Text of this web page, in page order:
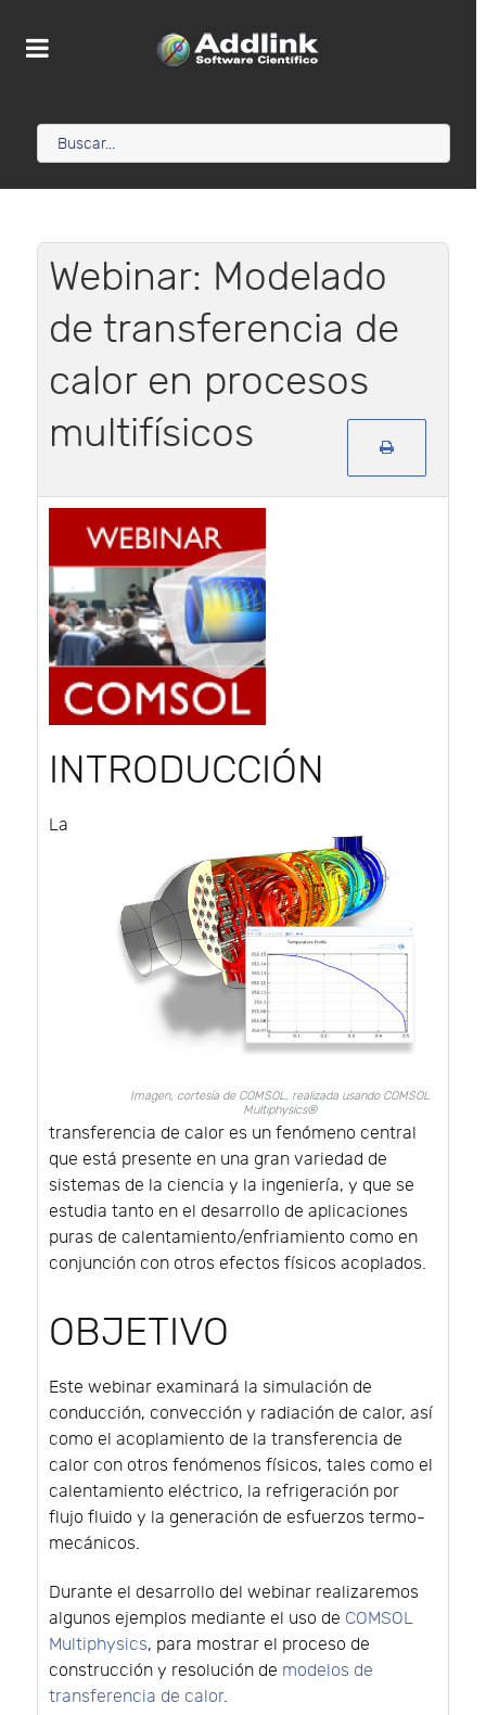
Webinar: Modelado
de transferencia de
calor en procesos
multifísicos
INTRODUCCIÓN
Imagen, cortesía de COMSOL, realizada usando COMSOL
Multiphysics®
La
transferencia de calor es un fenómeno central
que está presente en una gran variedad de
sistemas de la ciencia y la ingeniería, y que se
estudia tanto en el desarrollo de aplicaciones
puras de calentamiento/enfriamiento como en
conjunción con otros efectos físicos acoplados.
OBJETIVO
Este webinar examinará la simulación de
conducción, convección y radiación de calor, así
como el acoplamiento de la transferencia de
calor con otros fenómenos físicos, tales como el
calentamiento eléctrico, la refrigeración por
flujo fluido y la generación de esfuerzos termo-
mecánicos.
Durante el desarrollo del webinar realizaremos
algunos ejemplos mediante el uso de COMSOL
Multiphysics, para mostrar el proceso de
construcción y resolución de modelos de
transferencia de calor.